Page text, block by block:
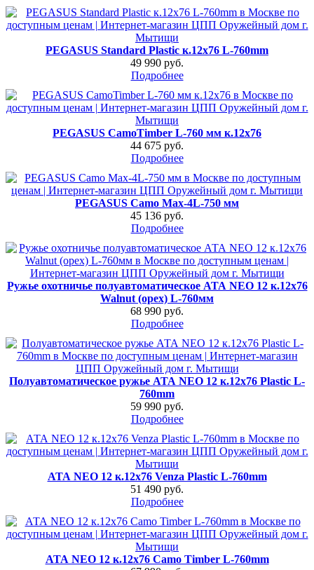
PEGASUS Standard Plastic к.12х76 L-760mm
49 990 руб.
Подробнее
PEGASUS CamoTimber L-760 мм к.12х76
44 675 руб.
Подробнее
PEGASUS Camo Max-4L-750 мм
45 136 руб.
Подробнее
Ружье охотничье полуавтоматическое АТА NEO 12 к.12х76
Walnut (орех) L-760мм
68 990 руб.
Подробнее
Полуавтоматическое ружье АТА NEO 12 к.12х76 Plastic L-
760mm
59 990 руб.
Подробнее
АТА NEO 12 к.12х76 Venza Plastic L-760mm
51 490 руб.
Подробнее
АТА NEO 12 к.12х76 Camo Timber L-760mm